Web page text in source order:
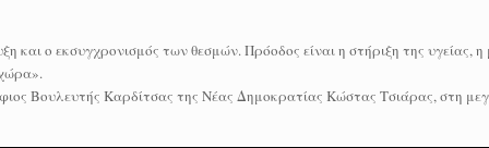
και ο εκσυγχρονισμός των θεσμών. Πρόοδος είναι η στήριξη της υγείας,
Βουλευτής Καρδίτσας της Νέας Δημοκρατίας Κώστας Τσιάρας, στη